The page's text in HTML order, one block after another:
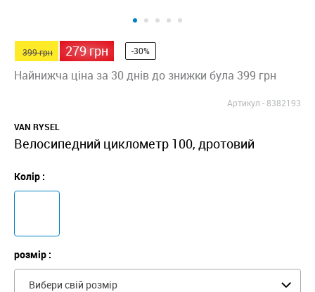
399 грн 279 грн -30%
Найнижча ціна за 30 днів до знижки була 399 грн
Артикул -8382193
VAN RYSEL
Велосипедний циклометр 100, дротовий
Колір :
розмір :
Вибери свій розмір